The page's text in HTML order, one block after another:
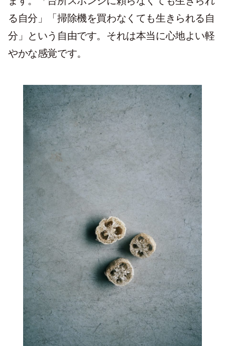
る自分」「掃除機を買わなくても生きられる自
分」という自由です。それは本当に心地よい軽
やかな感覚です。